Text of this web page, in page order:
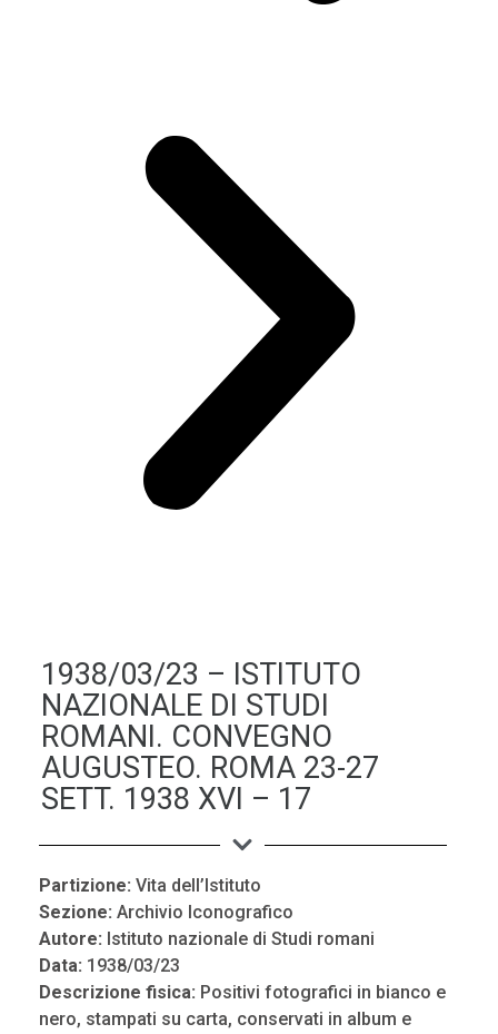
1938/03/23 – ISTITUTO
NAZIONALE DI STUDI
ROMANI. CONVEGNO
AUGUSTEO. ROMA 23-27
SETT. 1938 XVI – 17
Partizione: Vita dell’Istituto
Sezione: Archivio Iconografico
Autore: Istituto nazionale di Studi romani
Data: 1938/03/23
Descrizione fisica: Positivi fotografici in bianco e
nero, stampati su carta, conservati in album e